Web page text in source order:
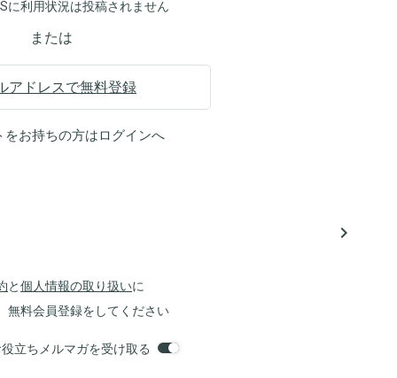
に利用状況は投稿されません
または
アドレスで無料登録
をお持ちの方はログインへ
navigate_next
と個人情報の取り扱いに
無料会員登録をしてください
立ちメルマガを受け取る